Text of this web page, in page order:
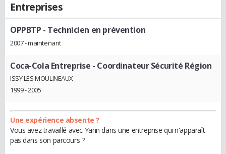
Entreprises
OPPBTP - Technicien en prévention
2007 - maintenant
Coca-Cola Entreprise - Coordinateur Sécurité Région
ISSY LES MOULINEAUX
1999 - 2005
Une expérience absente ?
Vous avez travaillé avec Yann dans une entreprise qui n'apparaît
pas dans son parcours ?